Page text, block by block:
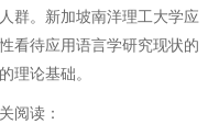
群。新加坡南洋理工大学应
看待应用语言学研究现状的
理论基础。
阅读：